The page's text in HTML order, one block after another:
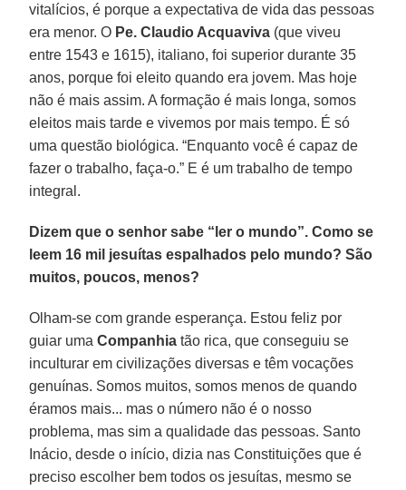
vitalícios, é porque a expectativa de vida das pessoas
era menor. O Pe. Claudio Acquaviva (que viveu
entre 1543 e 1615), italiano, foi superior durante 35
anos, porque foi eleito quando era jovem. Mas hoje
não é mais assim. A formação é mais longa, somos
eleitos mais tarde e vivemos por mais tempo. É só
uma questão biológica. “Enquanto você é capaz de
fazer o trabalho, faça-o.” E é um trabalho de tempo
integral.
Dizem que o senhor sabe “ler o mundo”. Como se
leem 16 mil jesuítas espalhados pelo mundo? São
muitos, poucos, menos?
Olham-se com grande esperança. Estou feliz por
guiar umaCompanhia tão rica, que conseguiu se
inculturar em civilizações diversas e têm vocações
genuínas. Somos muitos, somos menos de quando
éramos mais... mas o número não é o nosso
problema, mas sim a qualidade das pessoas. Santo
Inácio, desde o início, dizia nas Constituições que é
preciso escolher bem todos os jesuítas, mesmo se